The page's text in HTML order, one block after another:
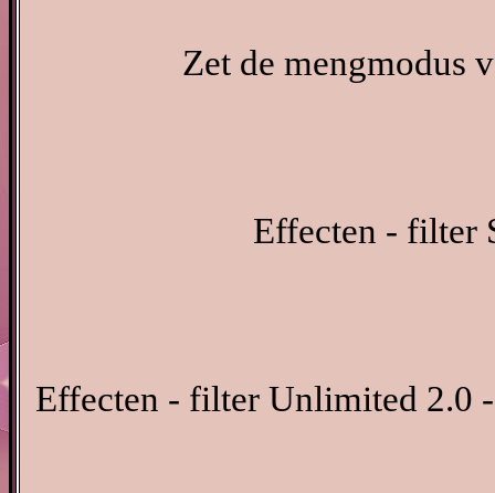
Zet de mengmodus
Effecten - filter
Effecten - filter Unlimited 2.0